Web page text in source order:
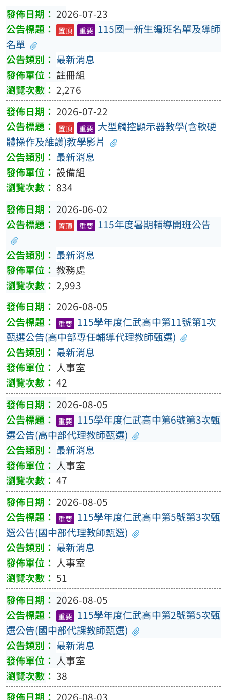
2026-07-23
置頂 重要 115國一新生編班名單及導師
名單
最新消息
註冊組
2,276
2026-07-22
置頂 重要 大型觸控顯示器教學(含軟硬
體操作及維護)教學影片
最新消息
設備組
834
2026-06-02
置頂 重要 115年度暑期輔導開班公告
最新消息
教務處
2,993
2026-08-05
重要 115學年度仁武高中第11號第1次
甄選公告(高中部專任輔導代理教師甄選)
最新消息
人事室
42
2026-08-05
重要 115學年度仁武高中第6號第3次甄
選公告(高中部代理教師甄選)
最新消息
人事室
47
2026-08-05
重要 115學年度仁武高中第5號第3次甄
選公告(國中部代理教師甄選)
最新消息
人事室
51
2026-08-05
重要 115學年度仁武高中第2號第5次甄
選公告(國中部代課教師甄選)
最新消息
人事室
38